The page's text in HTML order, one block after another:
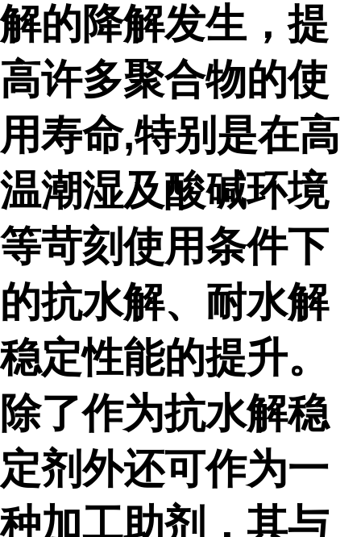
解的降解发生，提
高许多聚合物的使
用寿命,特别是在高
温潮湿及酸碱环境
等苛刻使用条件下
的抗水解、耐水解
稳定性能的提升。
除了作为抗水解稳
定剂外还可作为一
种加工助剂，其与